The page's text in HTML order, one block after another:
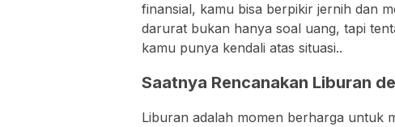
finansial, kamu bisa berpikir jernih dan
darurat bukan hanya soal uang, tapi
kamu punya kendali atas situasi..
Saatnya Rencanakan Liburan
Liburan adalah momen berharga untuk